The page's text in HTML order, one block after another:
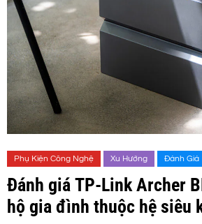
Phụ Kiện Công Nghệ Xu Hướng Đánh Giá
Đánh giá TP-Link Archer
hộ gia đình thuộc hệ siêu